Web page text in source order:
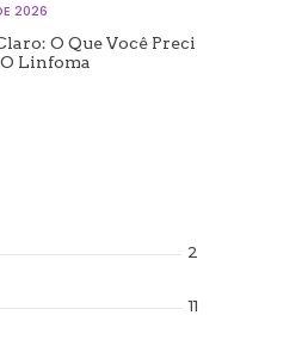
2026
O Que Você Preci
O Linfoma
2
11